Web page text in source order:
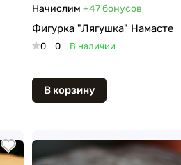
Начислим +47 бонусов
Фигурка "Лягушка" Намасте
0 0 В наличии
В корзину